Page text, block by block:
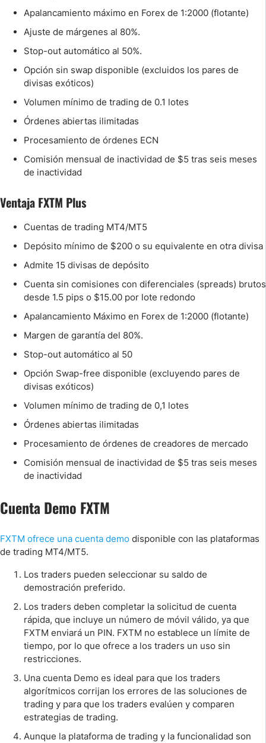
Apalancamiento máximo en Forex de 1:2000 (flotante)
Ajuste de márgenes al 80%.
Stop-out automático al 50%.
Opción sin swap disponible (excluidos los pares de
divisas exóticos)
Volumen mínimo de trading de 0.1 lotes
Órdenes abiertas ilimitadas
Procesamiento de órdenes ECN
Comisión mensual de inactividad de $5 tras seis meses
de inactividad
Ventaja FXTM Plus
Cuentas de trading MT4/MT5
Depósito mínimo de $200 o su equivalente en otra divisa
Admite 15 divisas de depósito
Cuenta sin comisiones con diferenciales (spreads) brutos
desde 1.5 pips o $15.00 por lote redondo
Apalancamiento Máximo en Forex de 1:2000 (flotante)
Margen de garantía del 80%.
Stop-out automático al 50
Opción Swap-free disponible (excluyendo pares de
divisas exóticos)
Volumen mínimo de trading de 0,1 lotes
Órdenes abiertas ilimitadas
Procesamiento de órdenes de creadores de mercado
Comisión mensual de inactividad de $5 tras seis meses
de inactividad
Cuenta Demo FXTM
FXTM ofrece una cuenta demo disponible con las plataformas
de trading MT4/MT5.
Los traders pueden seleccionar su saldo de
demostración preferido.
Los traders deben completar la solicitud de cuenta
rápida, que incluye un número de móvil válido, ya que
FXTM enviará un PIN. FXTM no establece un límite de
tiempo, por lo que ofrece a los traders un uso sin
restricciones.
Una cuenta Demo es ideal para que los traders
algorítmicos corrijan los errores de las soluciones de
trading y para que los traders evalúen y comparen
estrategias de trading.
Aunque la plataforma de trading y la funcionalidad son